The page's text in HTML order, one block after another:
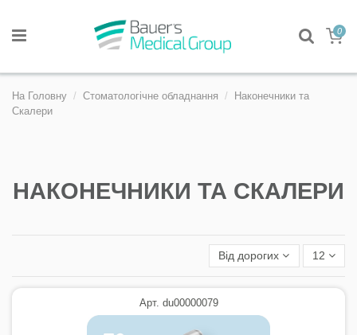
0
На Головну Стоматологічне обладнання
Наконечники та
Скалери
НАКОНЕЧНИКИ ТА СКАЛЕРИ
Від дорогих 12
Арт. du00000079